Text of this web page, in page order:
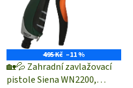
495 Kč –11 %
🏡💦 Zahradní zavlažovací
pistole Siena WN2200,